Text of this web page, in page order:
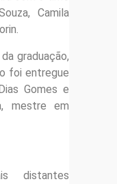
Camila
graduação,
foi entregue
Gomes e
mestre em
distantes